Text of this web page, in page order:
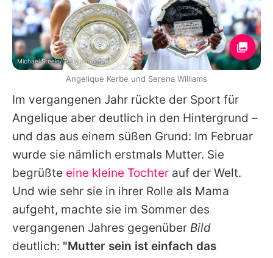
Im vergangenen Jahr rückte der Sport für
Angelique aber deutlich in den Hintergrund –
und das aus einem süßen Grund: Im Februar
wurde sie nämlich erstmals Mutter. Sie
begrüßte eine kleine Tochter auf der Welt.
Und wie sehr sie in ihrer Rolle als Mama
aufgeht, machte sie im Sommer des
vergangenen Jahres gegenüber Bild
deutlich: "Mutter sein ist einfach das
Michael Steele/Getty Images
Angelique Kerbe und Serena Williams